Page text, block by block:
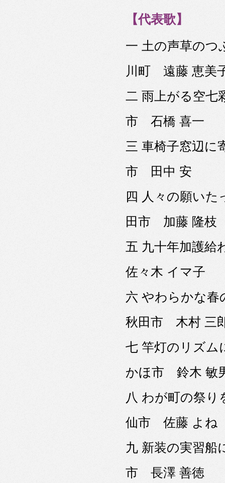
【代表歌】
一 土の声草の
川町 遠藤 恵美
二 雨上がる空
市 石橋 喜一
三 車椅子窓辺
市 田中 安
四 人々の願い
田市 加藤 隆枝
五 九十年加護
佐々木 イマ子
六 やわらかな
秋田市 木村 三
七 竿灯のリズ
かほ市 鈴木 敏
八 わが町の祭
仙市 佐藤 よね
九 新装の実習
市 長澤 善徳